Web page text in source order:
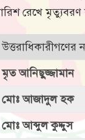
রেখে
উত্তরাধিকারীগণের
মৃত আনিছুজ্জামান
মোঃ আজাদুল হক
মোঃ আব্দুল কুদ্দুস